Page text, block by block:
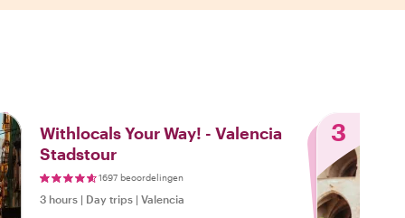
Withlocals Your Way! - Valencia
Stadstour
1697 beoordelingen
3 hours | Day trips | Valencia
3